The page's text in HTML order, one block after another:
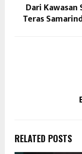
Dari
Teras
RELATED POSTS